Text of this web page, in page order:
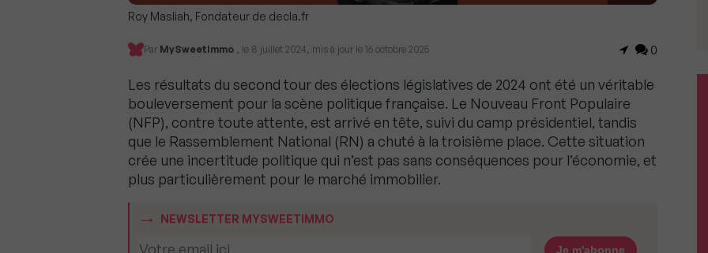
Roy Masliah, Fondateur de decla.fr
Par MySweetImmo , le 8 juillet 2024, mis à jour le 16 octobre 2025 0
Les résultats du second tour des élections législatives de 2024 ont été un véritable
bouleversement pour la scène politique française. Le Nouveau Front Populaire
(NFP), contre toute attente, est arrivé en tête, suivi du camp présidentiel, tandis
que le Rassemblement National (RN) a chuté à la troisième place. Cette situation
crée une incertitude politique qui n’est pas sans conséquences pour l’économie, et
plus particulièrement pour le marché immobilier.
NEWSLETTER MYSWEETIMMO